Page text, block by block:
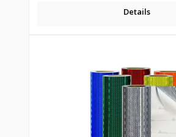
Details